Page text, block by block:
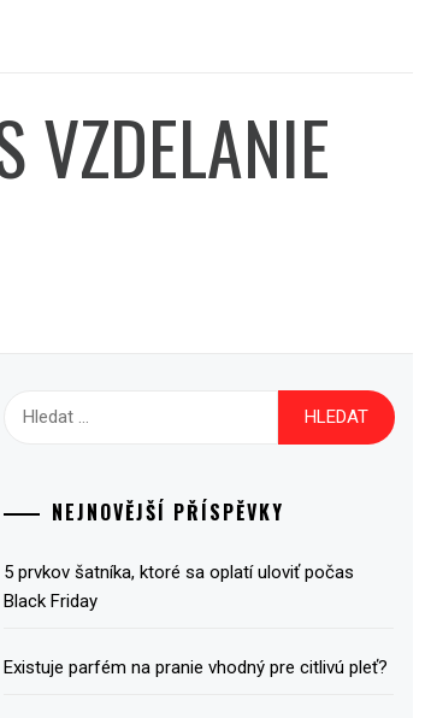
VZDELANIE
NEJNOVĚJŠÍ PŘÍSPĚVKY
5 prvkov šatníka, ktoré sa oplatí uloviť počas
Black Friday
Existuje parfém na pranie vhodný pre citlivú pleť?